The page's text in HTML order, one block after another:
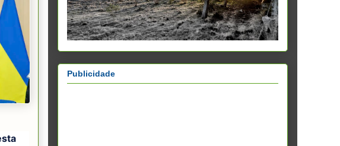
Publicidade